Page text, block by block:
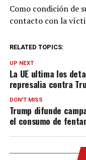
Como condición de
contacto con la
RELATED TOPICS:
UP NEXT
La UE ultima los
represalia contra
DON'T MISS
Trump difunde
el consumo de